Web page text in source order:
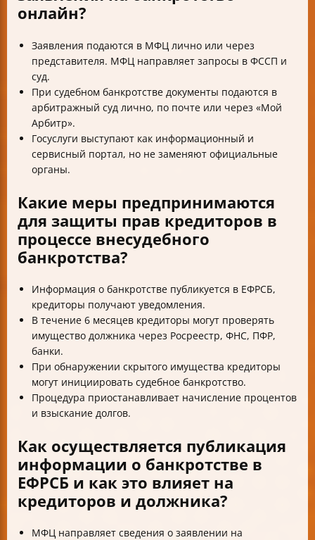
онлайн?
Заявления подаются в МФЦ лично или через
представителя. МФЦ направляет запросы в ФССП и
суд.
При судебном банкротстве документы подаются в
арбитражный суд лично, по почте или через «Мой
Арбитр».
Госуслуги выступают как информационный и
сервисный портал, но не заменяют официальные
органы.
Какие меры предпринимаются
для защиты прав кредиторов в
процессе внесудебного
банкротства?
Информация о банкротстве публикуется в ЕФРСБ,
кредиторы получают уведомления.
В течение 6 месяцев кредиторы могут проверять
имущество должника через Росреестр, ФНС, ПФР,
банки.
При обнаружении скрытого имущества кредиторы
могут инициировать судебное банкротство.
Процедура приостанавливает начисление процентов
и взыскание долгов.
Как осуществляется публикация
информации о банкротстве в
ЕФРСБ и как это влияет на
кредиторов и должника?
МФЦ направляет сведения о заявлении на